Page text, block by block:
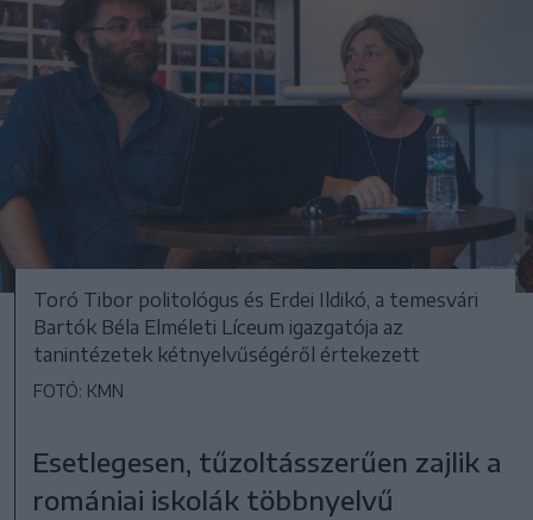
Toró Tibor politológus és Erdei Ildikó, a temesvári
Bartók Béla Elméleti Líceum igazgatója az
tanintézetek kétnyelvűségéről értekezett
FOTÓ: KMN
Esetlegesen, tűzoltásszerűen zajlik a
romániai iskolák többnyelvű